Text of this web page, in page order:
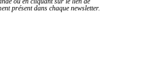
présent dans chaque newsletter.